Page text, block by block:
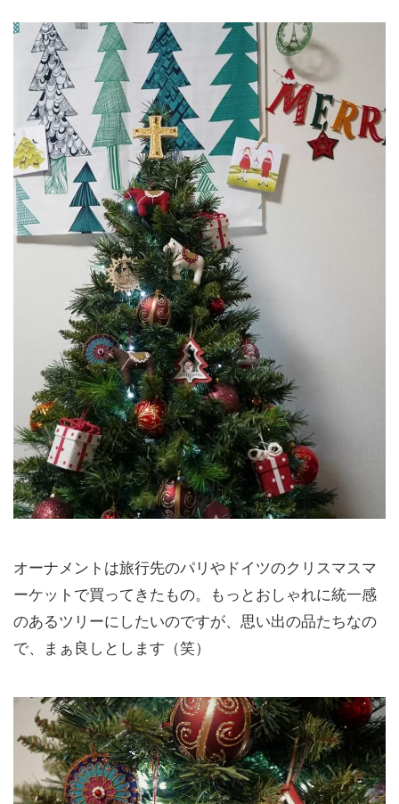
オーナメントは旅行先のパリやドイツのクリスマスマ
ーケットで買ってきたもの。もっとおしゃれに統一感
のあるツリーにしたいのですが、思い出の品たちなの
で、まぁ良しとします（笑）